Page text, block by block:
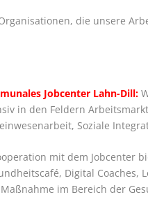
die unsere
Jobcenter Lahn-Dill:
in den Feldern
Soziale
mit dem Jobcenter
Digital Coaches,
im Bereich der